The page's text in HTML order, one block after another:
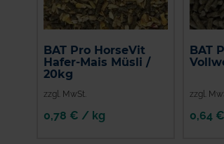
BAT Pro HorseVit
Hafer-Mais Müsli /
20kg
zzgl. MwSt.
0,78 € / kg
BAT
zzgl.
0,64